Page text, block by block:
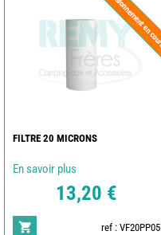
FILTRE 20 MICRONS
En savoir plus
13,20 €
ref : VF20PP05